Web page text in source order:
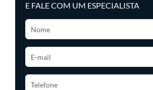
E FALE COM UM ESPECIALISTA